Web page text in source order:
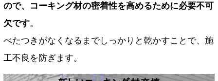
ので、コーキング材の密着性を高めるために必要不可
欠です。
べたつきがなくなるまでしっかりと乾かすことで、施
工不良を防ぎます。